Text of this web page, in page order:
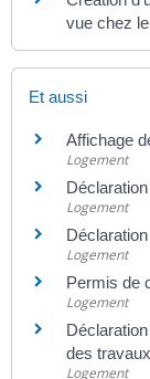
vue chez
Et aussi
Affichage
Logement
Logement
Logement
Permis de
Logement
des
Logement